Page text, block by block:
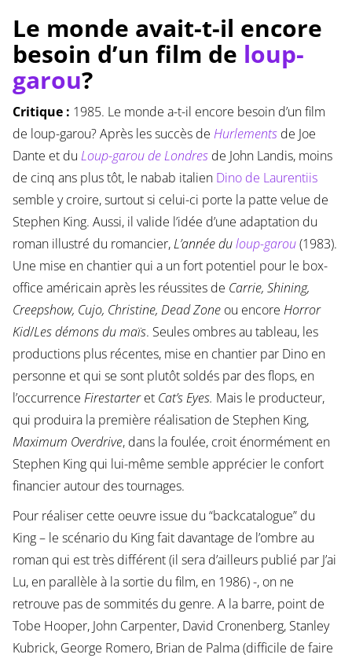
Le monde avait-t-il encore
besoin d’un film de loup-
garou?
Critique : 1985. Le monde a-t-il encore besoin d’un film
de loup-garou? Après les succès de Hurlementsde Joe
Dante et du Loup-garou de Londresde John Landis, moins
de cinq ans plus tôt, le nabab italien Dino de Laurentiis
semble y croire, surtout si celui-ci porte la patte velue de
Stephen King. Aussi, il valide l’idée d’une adaptation du
roman illustré du romancier,L’année duloup-garou (1983).
Une mise en chantier qui a un fort potentiel pour le box-
office américain après les réussites de Carrie, Shining,
Creepshow, Cujo, Christine, Dead Zoneou encore Horror
Kid/Les démons du maïs. Seules ombres au tableau, les
productions plus récentes, mise en chantier par Dino en
personne et qui se sont plutôt soldés par des flops, en
l’occurrence Firestarteret Cat’s Eyes. Mais le producteur,
qui produira la première réalisation de Stephen King,
Maximum Overdrive, dans la foulée, croit énormément en
Stephen King qui lui-même semble apprécier le confort
financier autour des tournages.
Pour réaliser cette oeuvre issue du “backcatalogue” du
King – le scénario du King fait davantage de l’ombre au
roman qui est très différent (il sera d’ailleurs publié par J’ai
Lu, en parallèle à la sortie du film, en 1986) -, on ne
retrouve pas de sommités du genre. A la barre, point de
Tobe Hooper, John Carpenter, David Cronenberg, Stanley
Kubrick, George Romero, Brian de Palma (difficile de faire